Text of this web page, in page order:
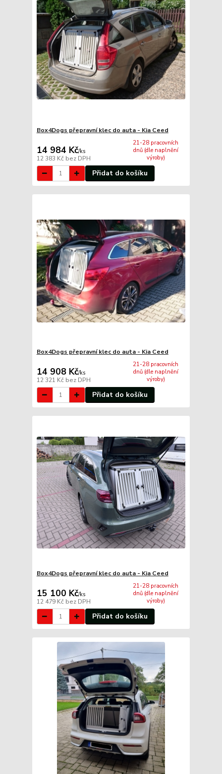
Box4Dogs přepravní klec do auta - Kia Ceed
14 984 Kč/ks
12 383 Kč bez DPH
21-28 pracovních
dnů (dle naplnění
výroby)
Přidat do košíku
Box4Dogs přepravní klec do auta - Kia Ceed
14 908 Kč/ks
12 321 Kč bez DPH
21-28 pracovních
dnů (dle naplnění
výroby)
Přidat do košíku
Box4Dogs přepravní klec do auta - Kia Ceed
15 100 Kč/ks
12 479 Kč bez DPH
21-28 pracovních
dnů (dle naplnění
výroby)
Přidat do košíku